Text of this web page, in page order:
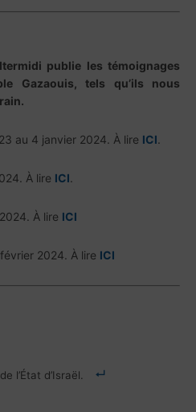
publie les témoignages
Gazaouis, tels qu’ils nous
au 4 janvier 2024. À lire ICI.
À lire ICI.
À lire ICI
2024. À lire ICI
l’État d’Israël.